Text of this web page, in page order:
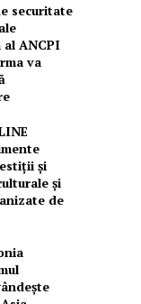
securitate
al ANCPI
va
și
și
de